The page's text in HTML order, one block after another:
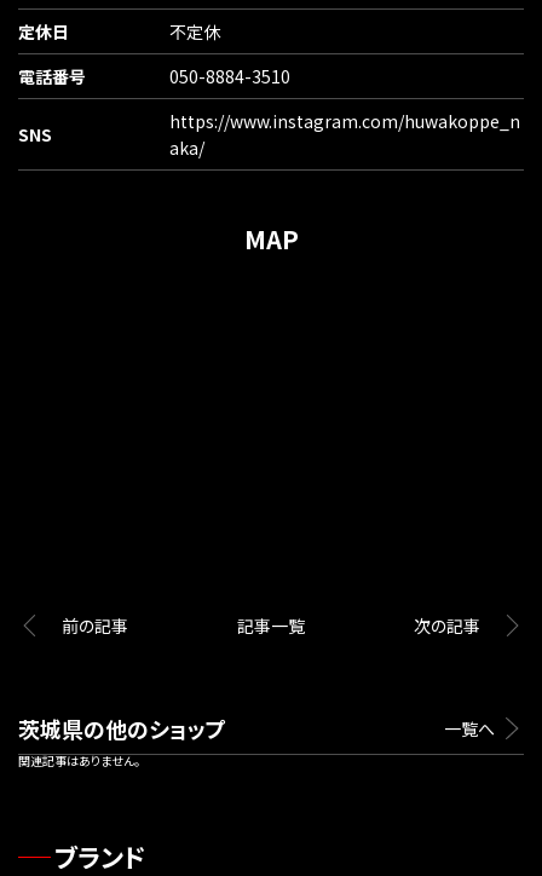
ブランド
定休日
不定休
電話番号
050-8884-3510
SNS
https://www.instagram.com/huwakoppe_n
aka/
MAP
前の記事 記事一覧 次の記事
茨城県の他のショップ 一覧へ
関連記事はありません。